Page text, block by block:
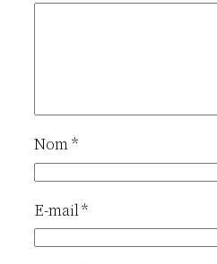
Nom*
E-mail*